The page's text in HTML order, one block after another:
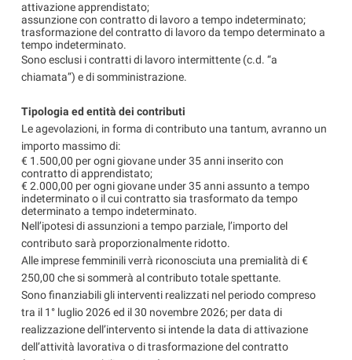
attivazione apprendistato;
assunzione con contratto di lavoro a tempo indeterminato;
trasformazione del contratto di lavoro da tempo determinato a
tempo indeterminato.
Sono esclusi i contratti di lavoro intermittente (c.d. “a
chiamata”) e di somministrazione.
Tipologia ed entità dei contributi
Le agevolazioni, in forma di contributo una tantum, avranno un
importo massimo di:
€ 1.500,00 per ogni giovane under 35 anni inserito con
contratto di apprendistato;
€ 2.000,00 per ogni giovane under 35 anni assunto a tempo
indeterminato o il cui contratto sia trasformato da tempo
determinato a tempo indeterminato.
Nell’ipotesi di assunzioni a tempo parziale, l’importo del
contributo sarà proporzionalmente ridotto.
Alle imprese femminili verrà riconosciuta una premialità di €
250,00 che si sommerà al contributo totale spettante.
Sono finanziabili gli interventi realizzati nel periodo compreso
tra il 1° luglio 2026 ed il 30 novembre 2026; per data di
realizzazione dell’intervento si intende la data di attivazione
dell’attività lavorativa o di trasformazione del contratto